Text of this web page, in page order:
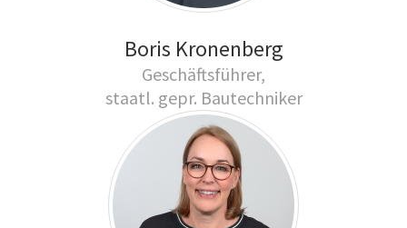
Boris Kronenberg
Geschäftsführer,
staatl. gepr. Bautechniker